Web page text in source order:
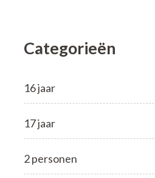
Categorieën
16 jaar
17 jaar
2 personen